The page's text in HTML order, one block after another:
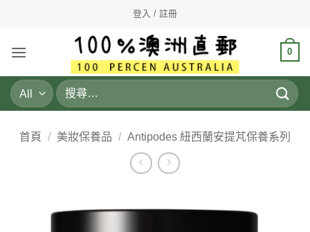
登入 / 註冊
0
搜
尋
鍵
首頁 / 美妝保養品 / Antipodes 紐西蘭安提芃保養系列